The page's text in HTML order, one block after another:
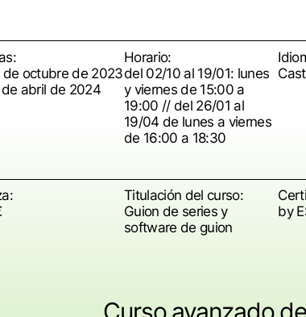
de octubre de 2023
de abril de 2024
Horario:
del 02/10 al 19/01: lunes
y viernes de 15:00 a
19:00 // del 26/01 al
19/04 de lunes a viernes
de 16:00 a 18:30
Titulación del curso:
Guion de series y
software de guion
by
Curso avanzado